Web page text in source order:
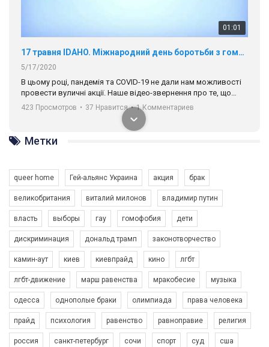
01:01
17 травня IDAHO. Міжнародний день боротьби з гомофобією трансфобією і біфобія.
5/17/2020
В цьому році, пандемія та COVІD-19 не дали нам можливості
провести вуличні акції. Наше відео-звернення про те, що
навіть коли ми у різних містах та не можемо зустрінеться, ми
разом. Ми закликаємо всіх хто поділяє цінності рівності та
солідарності, приєднатися до нас. Регіональні підрозділи
ГАУ є в 16 областях України.
Разом наш голос лунає гучніше!
423 Просмотров • 37 Нравится • 1 Комментариев
Зупинимо насильство проти ЛГБТ в Україні! Stop violence against LGBT in Ukraine!
6/30/2017
Емоційний та вражаючий промо-ролік на конкурс PACT, який
представляє програму "Гей-альянс Україна" з протидії
насильству проти ЛГБТ в Україні.
1.9K Просмотров • 226 Нравится • 5 Комментариев
Метки
queer home Гей-альянс Украина акция брак
великобритания виталий милонов владимир путин
власть выборы гау гомофобия дети
дискриминация дональд трамп законотворчество
камин-аут киев киевпрайд кино лгбт
лгбт-движение марш равенства мракобесие музыка
одесса однополые браки олимпиада права человека
прайд психология равенство равноправие религия
россия санкт-петербург сочи спорт суд сша